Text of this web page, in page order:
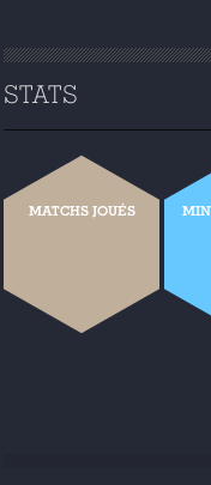
STATS
MATCHS JOUÉS